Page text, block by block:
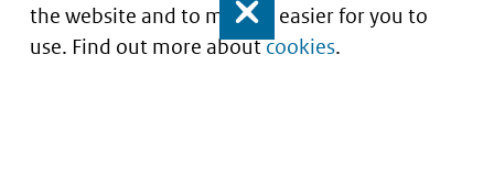
the website and to make it easier for you to
use. Find out more aboutcookies.
Close